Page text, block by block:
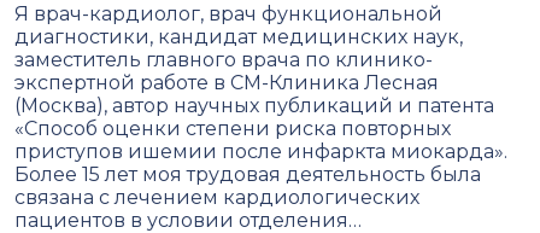
Я врач-кардиолог, врач функциональной
диагностики, кандидат медицинских наук,
заместитель главного врача по клинико-
экспертной работе в СМ-Клиника Лесная
(Москва), автор научных публикаций и патента
«Способ оценки степени риска повторных
приступов ишемии после инфаркта миокарда».
Более 15 лет моя трудовая деятельность была
связана с лечением кардиологических
пациентов в условии отделения…